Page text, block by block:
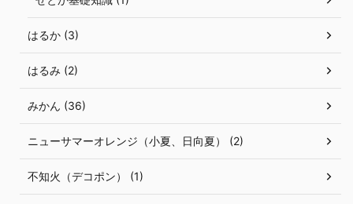
はるか (3)
はるみ (2)
みかん (36)
ニューサマーオレンジ（小夏、日向夏） (2)
不知火（デコポン） (1)